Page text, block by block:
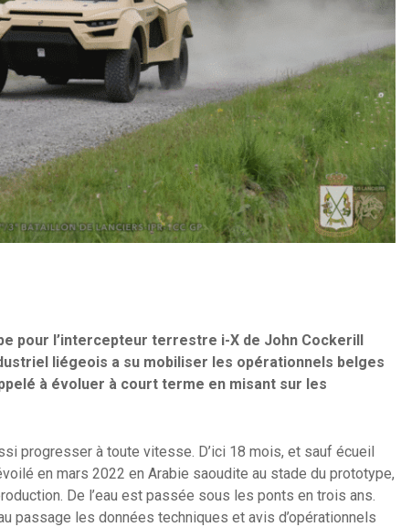
pour l’intercepteur terrestre i-X de John Cockerill
liégeois a su mobiliser les opérationnels belges
à évoluer à court terme en misant sur les
progresser à toute vitesse. D’ici 18 mois, et sauf écueil
en mars 2022 en Arabie saoudite au stade du prototype,
De l’eau est passée sous les ponts en trois ans.
passage les données techniques et avis d’opérationnels